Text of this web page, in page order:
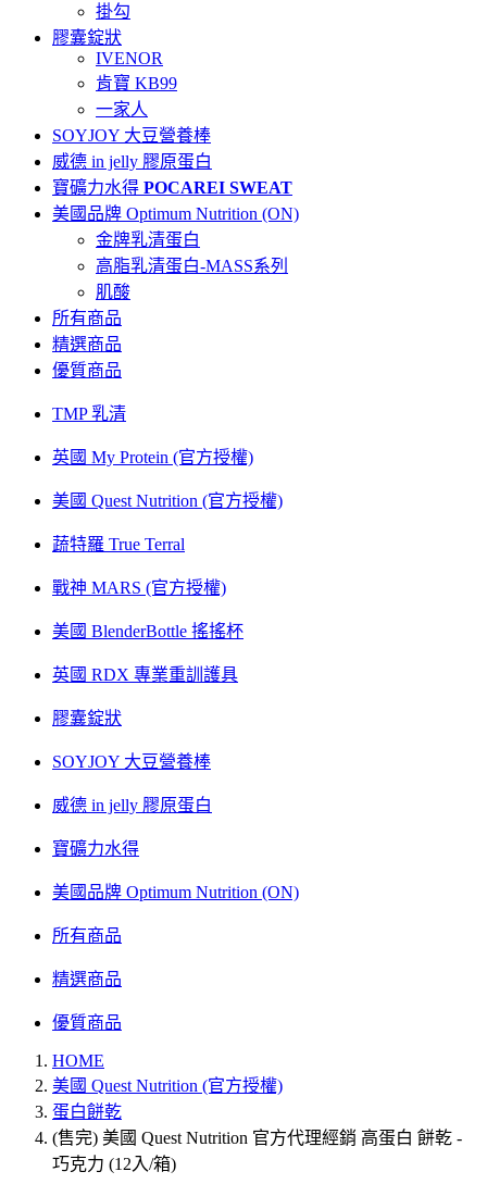
掛勾
膠囊錠狀
IVENOR
肯寶 KB99
一家人
SOYJOY 大豆營養棒
威德 in jelly 膠原蛋白
寶礦力水得 POCAREI SWEAT
美國品牌 Optimum Nutrition (ON)
金牌乳清蛋白
高脂乳清蛋白-MASS系列
肌酸
所有商品
精選商品
優質商品
TMP 乳清
英國 My Protein (官方授權)
美國 Quest Nutrition (官方授權)
蔬特羅 True Terral
戰神 MARS (官方授權)
美國 BlenderBottle 搖搖杯
英國 RDX 專業重訓護具
膠囊錠狀
SOYJOY 大豆營養棒
威德 in jelly 膠原蛋白
寶礦力水得
美國品牌 Optimum Nutrition (ON)
所有商品
精選商品
優質商品
HOME
美國 Quest Nutrition (官方授權)
蛋白餅乾
(售完) 美國 Quest Nutrition 官方代理經銷 高蛋白 餅乾 -
巧克力 (12入/箱)